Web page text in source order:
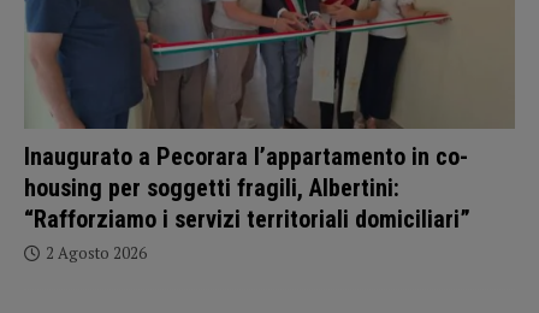
Inaugurato a Pecorara l’appartamento in co-
housing per soggetti fragili, Albertini:
“Rafforziamo i servizi territoriali domiciliari”
2 Agosto 2026